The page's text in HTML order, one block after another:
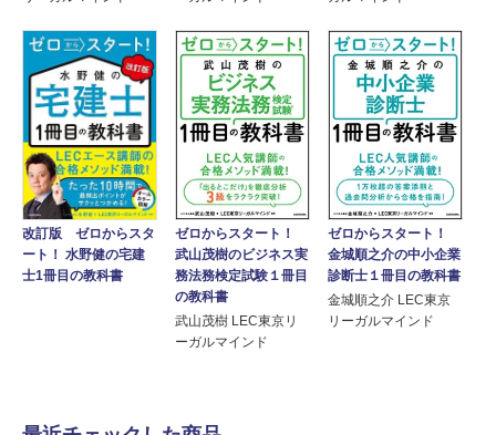
改訂版 ゼロからスタ
ート！ 水野健の宅建
士1冊目の教科書
ゼロからスタート！
武山茂樹のビジネス実
務法務検定試験１冊目
の教科書
武山茂樹 LEC東京リ
ーガルマインド
ゼロからスタート！
金城順之介の中小企業
診断士１冊目の教科書
金城順之介 LEC東京
リーガルマインド